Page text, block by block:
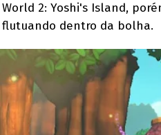
2: Yoshi's Island,
dentro da bolha.